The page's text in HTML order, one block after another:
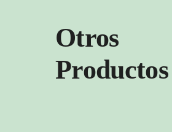
Otros
Productos